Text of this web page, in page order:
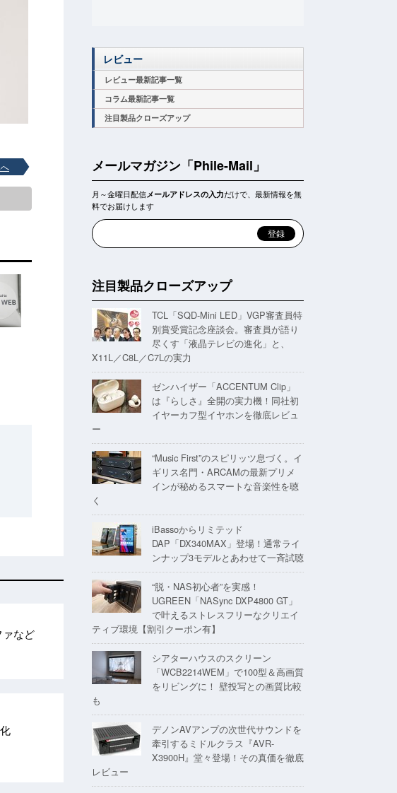
など
レビュー
レビュー最新記事一覧
コラム最新記事一覧
注目製品クローズアップ
メールマガジン「Phile-Mail」
月～金曜日配信メールアドレスの入力だけで、最新情報を無
料でお届けします
注目製品クローズアップ
TCL「SQD-Mini LED」VGP審査員特
別賞受賞記念座談会。審査員が語り
尽くす「液晶テレビの進化」と、
X11L／C8L／C7Lの実力
ゼンハイザー「ACCENTUM Clip」
は『らしさ』全開の実力機！同社初
イヤーカフ型イヤホンを徹底レビュ
ー
“Music First”のスピリッツ息づく。イ
ギリス名門・ARCAMの最新プリメ
インが秘めるスマートな音楽性を聴
く
iBassoからリミテッド
DAP「DX340MAX」登場！通常ライ
ンナップ3モデルとあわせて一斉試聴
“脱・NAS初心者”を実感！
UGREEN「NASync DXP4800 GT」
で叶えるストレスフリーなクリエイ
ティブ環境【割引クーポン有】
シアターハウスのスクリーン
「WCB2214WEM」で100型＆高画質
をリビングに！ 壁投写との画質比較
も
デノンAVアンプの次世代サウンドを
牽引するミドルクラス『AVR-
X3900H』堂々登場！その真価を徹底
レビュー